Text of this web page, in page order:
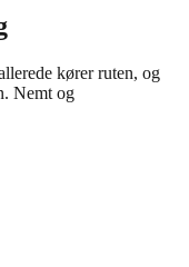
kører ruten, og
Nemt og